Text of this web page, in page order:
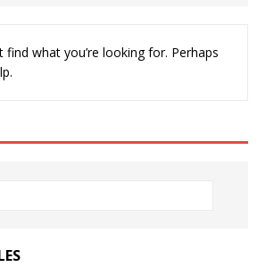
find what you’re looking for. Perhaps